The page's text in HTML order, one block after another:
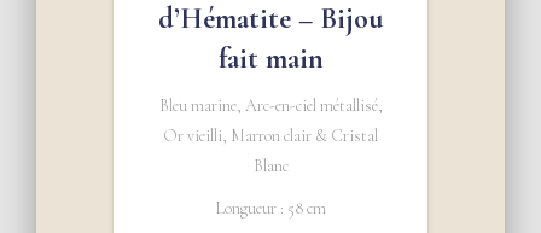
d’Hématite – Bijou
fait main
Bleu marine, Arc-en-ciel métallisé,
Or vieilli, Marron clair & Cristal
Blanc
Longueur : 58 cm